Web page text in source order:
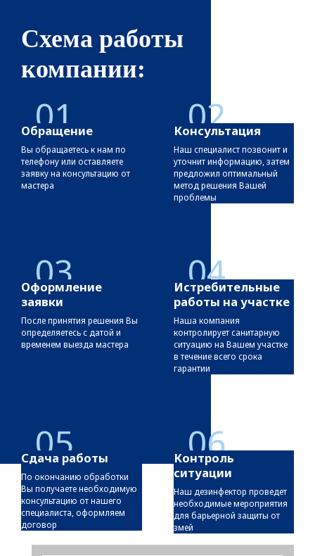
Схема работы
компании:
01
Обращение
Вы обращаетесь к нам по
телефону или оставляете
заявку на консультацию от
мастера
02
Консультация
Наш специалист позвонит и
уточнит информацию, затем
предложил оптимальный
метод решения Вашей
проблемы
03
Оформление
заявки
После принятия решения Вы
определяетесь с датой и
временем выезда мастера
04
Истребительные
работы на участке
Наша компания
контролирует санитарную
ситуацию на Вашем участке
в течение всего срока
гарантии
05
Сдача работы
По окончанию обработки
Вы получаете необходимую
консультацию от нашего
специалиста, оформляем
договор
06
Контроль
ситуации
Наш дезинфектор проведет
необходимые мероприятия
для барьерной защиты от
змей